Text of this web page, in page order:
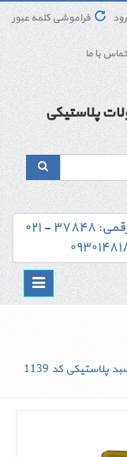
فراموشی کلمه عبور
تماس با ما
پلاستیکی
Toggle
پلاستیکی کد 1139